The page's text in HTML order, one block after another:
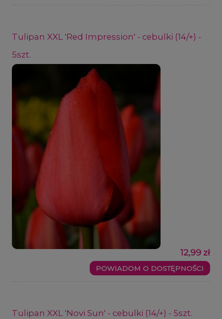
Tulipan XXL 'Red Impression' - cebulki (14/+) -
5szt.
12,99 zł
POWIADOM O DOSTĘPNOŚCI
Tulipan XXL 'Novi Sun' - cebulki (14/+) - 5szt.